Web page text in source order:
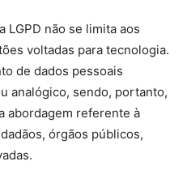
LGPD não se limita aos
voltadas para tecnologia.
de dados pessoais
analógico, sendo, portanto,
abordagem referente à
órgãos públicos,